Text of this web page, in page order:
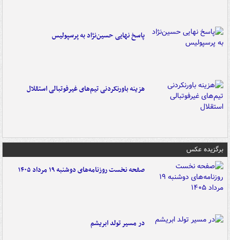
پاسخ نهایی حسین‌نژاد به پرسپولیس
هزینه باورنکردنی تیم‌های غیرفوتبالی استقلال
برگزیده عکس
صفحه نخست روزنامه‌های دوشنبه ۱۹ مرداد ۱۴۰۵
در مسیر تولد ابریشم